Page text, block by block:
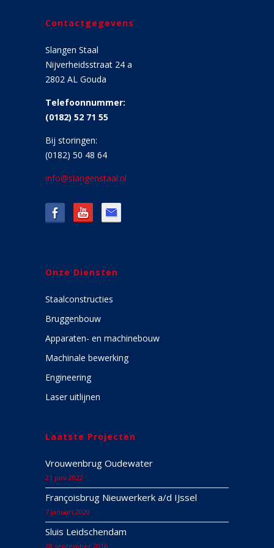
Contactgegevens
Slangen Staal
Nijverheidsstraat 24 a
2802 AL Gouda
Telefoonnummer:
(0182) 52 71 55
Bij storingen:
(0182) 50 48 64
info@slangenstaal.nl
Onze Diensten
Staalconstructies
Bruggenbouw
Apparaten- en machinebouw
Machinale bewerking
Engineering
Laser uitlijnen
Laatste Projecten
Vrouwenbrug Oudewater
21 juni 2022
Françoisbrug Nieuwerkerk a/d IJssel
7 januari 2020
Sluis Leidschendam
28 september 2016